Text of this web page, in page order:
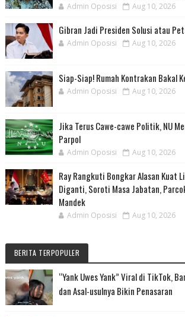
Admin Oposisi Aug 10, 2026
Gibran Jadi Presiden Solusi atau
Admin Oposisi Aug 10, 2026
Siap-Siap! Rumah Kontrakan Bakal
Admin Oposisi Aug 10, 2026
Jika Terus Cawe-cawe Politik, NU
Parpol
Admin Oposisi Aug 10, 2026
Ray Rangkuti Bongkar Alasan Kuat
Diganti, Soroti Masa Jabatan,
Mandek
Admin Oposisi Aug 10, 2026
BERITA TERPOPULER
“Yank Uwes Yank” Viral di TikTok,
dan Asal-usulnya Bikin Penasaran